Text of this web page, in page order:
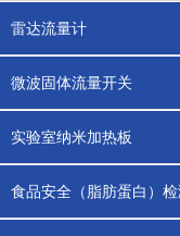
雷达流量计
微波固体流量开关
实验室纳米加热板
食品安全（脂肪蛋白）